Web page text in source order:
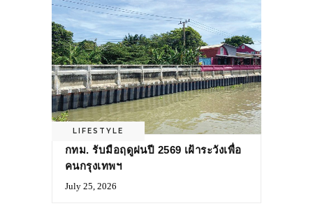
LIFESTYLE
กทม. รับมือฤดูฝนปี 2569 เฝ้าระวังเพื่อ
คนกรุงเทพฯ
July 25, 2026